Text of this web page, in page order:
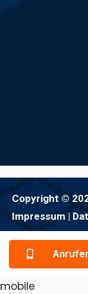
Copyright ©
Impressum |